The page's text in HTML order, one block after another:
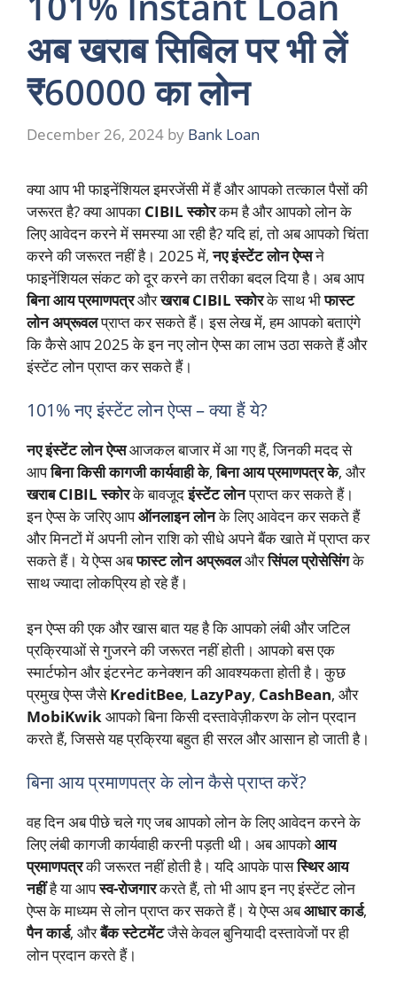
अब खराब सिबिल पर भी लें
₹60000 का लोन
December 26, 2024 by Bank Loan
क्या आप भी फाइनेंशियल इमरजेंसी में हैं और आपको तत्काल पैसों की
जरूरत है? क्या आपका CIBIL स्कोरकम है और आपको लोन के
लिए आवेदन करने में समस्या आ रही है? यदि हां, तो अब आपको चिंता
करने की जरूरत नहीं है। 2025 में,नए इंस्टेंट लोन ऐप्सने
फाइनेंशियल संकट को दूर करने का तरीका बदल दिया है। अब आप
बिना आय प्रमाणपत्रऔरखराब CIBIL स्कोरके साथ भीफास्ट
लोन अप्रूवलप्राप्त कर सकते हैं। इस लेख में, हम आपको बताएंगे
कि कैसे आप 2025 के इन नए लोन ऐप्स का लाभ उठा सकते हैं और
इंस्टेंट लोन प्राप्त कर सकते हैं।
101% नए इंस्टेंट लोन ऐप्स – क्या हैं ये?
नए इंस्टेंट लोन ऐप्सआजकल बाजार में आ गए हैं, जिनकी मदद से
आपबिना किसी कागजी कार्यवाही के,बिना आय प्रमाणपत्र के, और
खराब CIBIL स्कोरके बावजूदइंस्टेंट लोनप्राप्त कर सकते हैं।
इन ऐप्स के जरिए आपऑनलाइन लोनके लिए आवेदन कर सकते हैं
और मिनटों में अपनी लोन राशि को सीधे अपने बैंक खाते में प्राप्त कर
सकते हैं। ये ऐप्स अबफास्ट लोन अप्रूवलऔरसिंपल प्रोसेसिंगके
साथ ज्यादा लोकप्रिय हो रहे हैं।
इन ऐप्स की एक और खास बात यह है कि आपको लंबी और जटिल
प्रक्रियाओं से गुजरने की जरूरत नहीं होती। आपको बस एक
स्मार्टफोन और इंटरनेट कनेक्शन की आवश्यकता होती है। कुछ
प्रमुख ऐप्स जैसेKreditBee, LazyPay, CashBean, और
MobiKwikआपको बिना किसी दस्तावेज़ीकरण के लोन प्रदान
करते हैं, जिससे यह प्रक्रिया बहुत ही सरल और आसान हो जाती है।
बिना आय प्रमाणपत्र के लोन कैसे प्राप्त करें?
वह दिन अब पीछे चले गए जब आपको लोन के लिए आवेदन करने के
लिए लंबी कागजी कार्यवाही करनी पड़ती थी। अब आपकोआय
प्रमाणपत्रकी जरूरत नहीं होती है। यदि आपके पासस्थिर आय
नहींहै या आपस्व-रोजगारकरते हैं, तो भी आप इन नए इंस्टेंट लोन
ऐप्स के माध्यम से लोन प्राप्त कर सकते हैं। ये ऐप्स अबआधार कार्ड,
पैन कार्ड, औरबैंक स्टेटमेंटजैसे केवल बुनियादी दस्तावेजों पर ही
लोन प्रदान करते हैं।